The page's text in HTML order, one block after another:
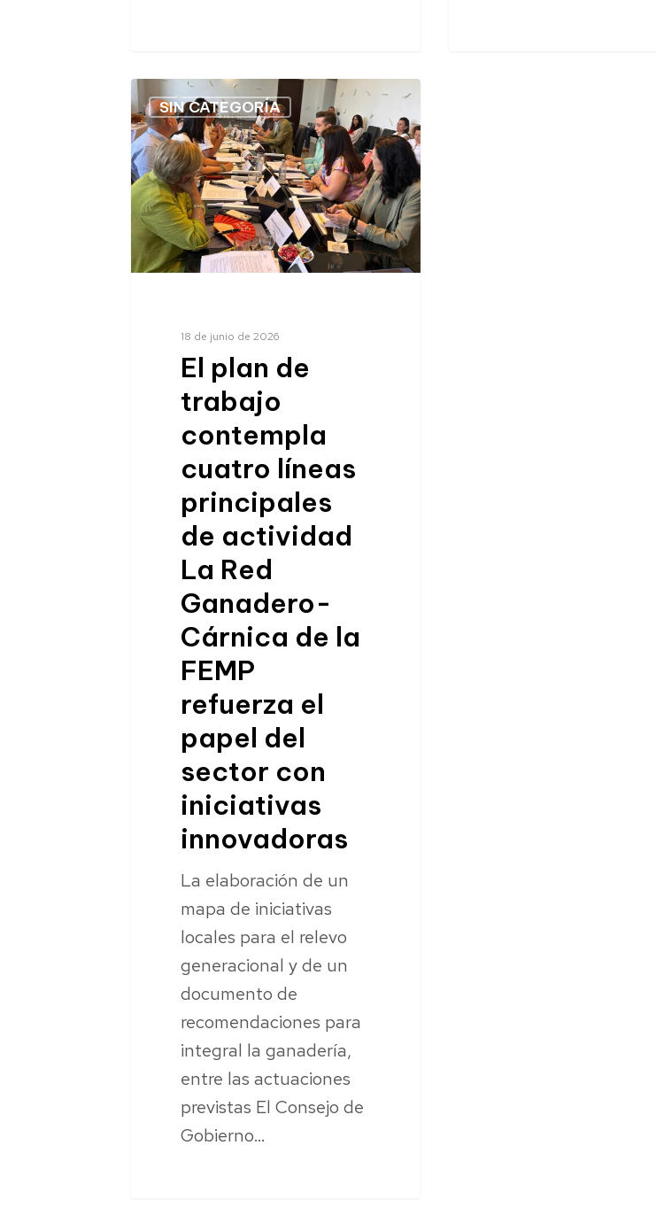
SIN CATEGORÍA
18 de junio de 2026
El plan de
trabajo
contempla
cuatro líneas
principales
de actividad
La Red
Ganadero-
Cárnica de la
FEMP
refuerza el
papel del
sector con
iniciativas
innovadoras
La elaboración de un
mapa de iniciativas
locales para el relevo
generacional y de un
documento de
recomendaciones para
integral la ganadería,
entre las actuaciones
previstas El Consejo de
Gobierno…